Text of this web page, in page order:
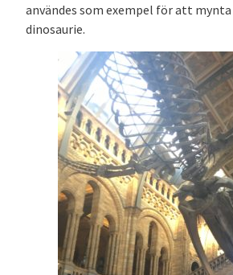
användes som exempel för att
dinosaurie.